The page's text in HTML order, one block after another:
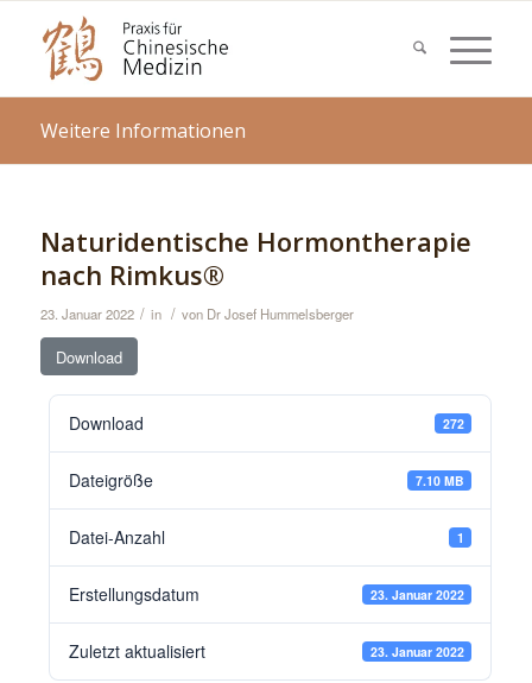
Weitere Informationen
Naturidentische Hormontherapie
nach Rimkus®
23. Januar 2022 / in / von Dr Josef Hummelsberger
Download
Download 272
Dateigröße 7.10 MB
Datei-Anzahl 1
Erstellungsdatum 23. Januar 2022
Zuletzt aktualisiert 23. Januar 2022